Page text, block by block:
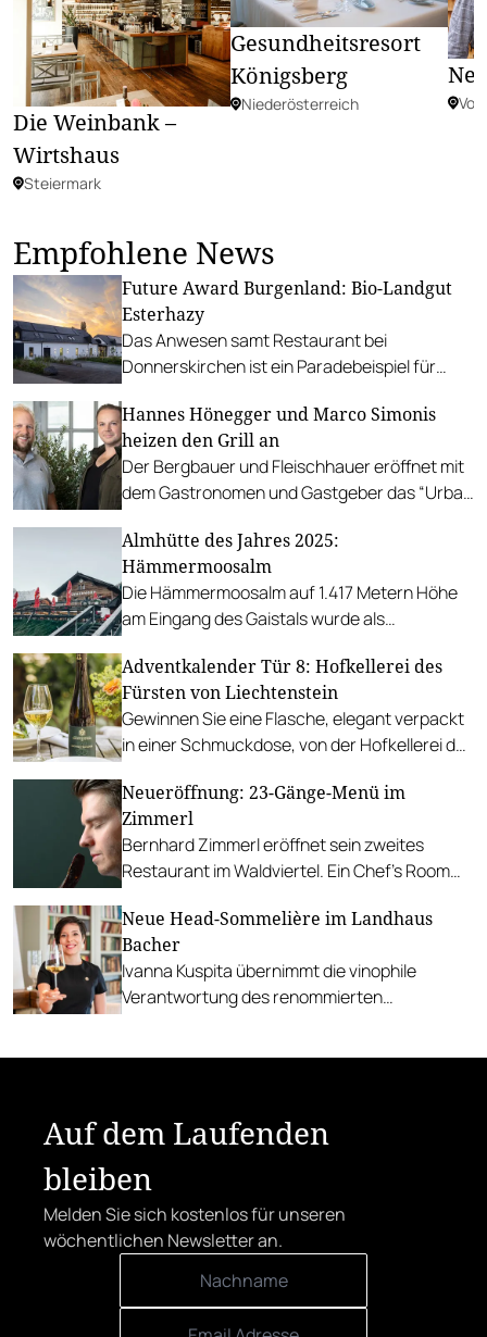
Die Weinbank –
Wirtshaus
Steiermark
Gesundheitsresort
Königsberg
Niederösterreich
Empfohlene News
Future Award Burgenland: Bio-Landgut
Esterhazy
Das Anwesen samt Restaurant bei
Donnerskirchen ist ein Paradebeispiel für
Hannes Hönegger und Marco Simonis
heizen den Grill an
Der Bergbauer und Fleischhauer eröffnet mit
dem Gastronomen und Gastgeber das “Urban
Almhütte des Jahres 2025:
Hämmermoosalm
Die Hämmermoosalm auf 1.417 Metern Höhe
am Eingang des Gaistals wurde als
ausgezeichnet.
Adventkalender Tür 8: Hofkellerei des
Fürsten von Liechtenstein
Gewinnen Sie eine Flasche, elegant verpackt
in einer Schmuckdose, von der Hofkellerei des
Neueröffnung: 23-Gänge-Menü im
Zimmerl
Bernhard Zimmerl eröffnet sein zweites
Restaurant im Waldviertel. Ein Chef’s Room
konzeptionierten Menü.
Neue Head-Sommelière im Landhaus
Bacher
Ivanna Kuspita übernimmt die vinophile
Verantwortung des renommierten
Auf dem Laufenden
bleiben
Melden Sie sich kostenlos für unseren
wöchentlichen Newsletter an.